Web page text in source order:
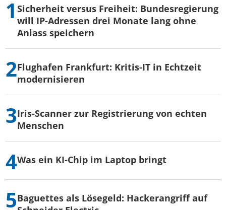
Sicherheit versus Freiheit: Bundesregierung
will IP-Adressen drei Monate lang ohne
Anlass speichern
Flughafen Frankfurt: Kritis-IT in Echtzeit
modernisieren
Iris-Scanner zur Registrierung von echten
Menschen
Was ein KI-Chip im Laptop bringt
Baguettes als Lösegeld: Hackerangriff auf